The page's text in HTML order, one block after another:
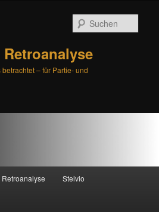
– für Partie- und
Retroanalyse Stelvio